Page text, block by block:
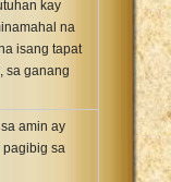
kay
na
isang tapat
sa ganang
amin ay
sa